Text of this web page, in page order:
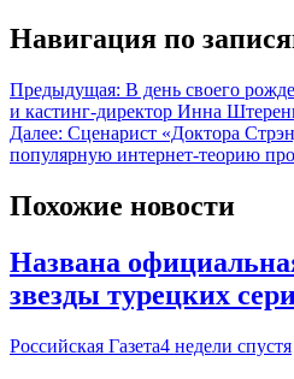
Навигация по
Предыдущая: В день своего
и кастинг-директор Инна
Далее: Сценарист «Доктора
популярную интернет-теорию
Похожие новости
Названа
звезды турецких
Российская Газета4 недели спустя